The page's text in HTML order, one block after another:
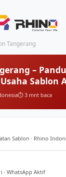
Tangerang
–
Sablon
⏱️ 3 mnt baca
Sablon · Rhino
· WhatsApp Aktif